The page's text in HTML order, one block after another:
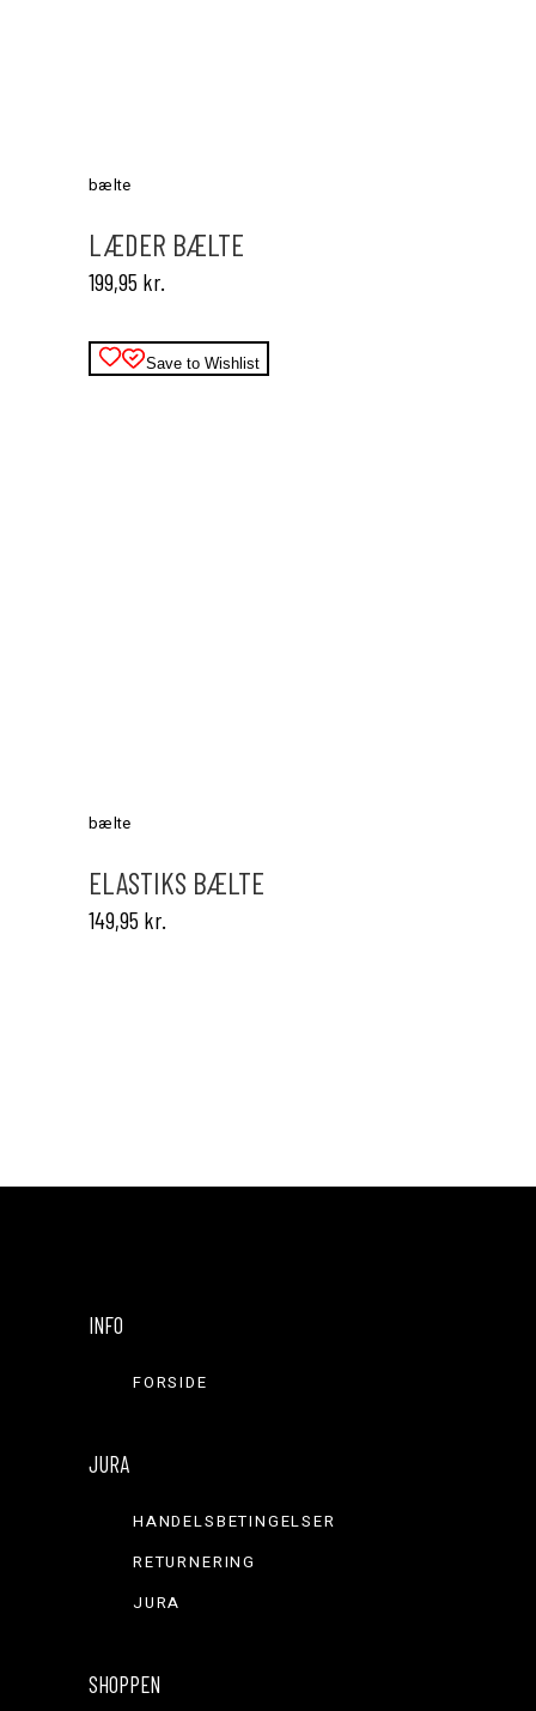
varianter.
Mulighederne
kan
varesiden
bælte
LÆDER BÆLTE
199,95 kr.
Save to Wishlist
varianter.
Mulighederne
kan
bælte
ELASTIKS BÆLTE
149,95 kr.
INFO
FORSIDE
JURA
HANDELSBETINGELSER
RETURNERING
JURA
SHOPPEN